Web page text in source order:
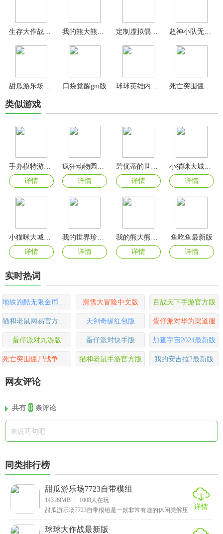
生存大作战无限资源版 定制虚拟偶像安卓版
口袋觉醒gm版
类似游戏
手办模特游戏2024最新版
详情
详情
碧优蒂的世界2024最新版本
详情
详情
小猫咪大城市中文版
详情
详情
详情
鱼吃鱼最新版
详情
实时热词
滑雪大冒险中文版 百战天下手游官方版
天剑奇缘红包版 蛋仔派对华为渠道服
蛋仔派对九游版 蛋仔派对快手版 加查宇宙2024最新版
猫和老鼠手游官方版 我的安吉拉2最新版
网友评论
共有 0 条评论
同类排行榜
甜瓜游乐场7723自带模组
143.89MB 1008 人在玩
甜瓜游乐场7723自带模组是一款非常有趣的休闲类解压
详情
球球大作战最新版